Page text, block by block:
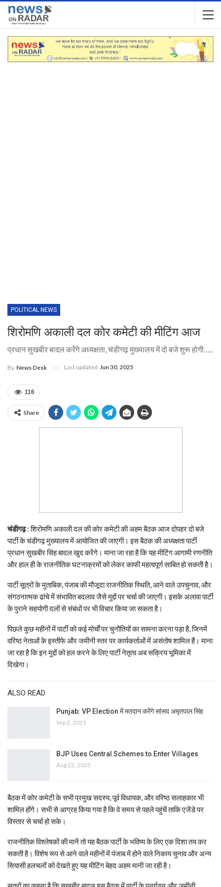
POLITICAL NEWS
शिरोमणि अकाली दल कोर कमेटी की मीटिंग आज
प्रधान सुखबीर बादल करेंगे अध्यक्षता, चंडीगढ़ मुख्यालय में दो बजे शुरू होगी…..
By News Desk Last updated Jun 30, 2025
116
Share
चंडीगढ़: शिरोमणि अकाली दल की कोर कमेटी की अहम बैठक आज दोपहर दो बजे
पार्टी के चंडीगढ़ मुख्यालय में आयोजित की जाएगी। इस बैठक की अध्यक्षता पार्टी
प्रधान सुखबीर सिंह बादल खुद करेंगे। माना जा रहा है कि यह मीटिंग आगामी रणनीति
और हाल ही के राजनीतिक घटनाक्रमों को लेकर काफी महत्वपूर्ण साबित हो सकती है।
पार्टी सूत्रों के मुताबिक, पंजाब की मौजूदा राजनीतिक स्थिति, आने वाले उपचुनाव, और
संगठनात्मक ढांचे में संभावित बदलाव जैसे मुद्दों पर चर्चा की जाएगी। इसके अलावा पार्टी
के पुराने सहयोगी दलों से संबंधों पर भी विचार किया जा सकता है।
पिछले कुछ महीनों में पार्टी को कई मोर्चों पर चुनौतियों का सामना करना पड़ा है, जिनमें
वरिष्ठ नेताओं के इस्तीफे और जमीनी स्तर पर कार्यकर्ताओं में असंतोष शामिल हैं। माना
जा रहा है कि इन मुद्दों को हल करने के लिए पार्टी नेतृत्व अब सक्रिय भूमिका में
दिखेगा।
ALSO READ
Punjab: VP Election में मतदान करेंगे सांसद अमृतपाल सिंह
Sep 2, 2025
BJP Uses Central Schemes to Enter Villages
Aug 22, 2025
बैठक में कोर कमेटी के सभी प्रमुख सदस्य, पूर्व विधायक, और वरिष्ठ सलाहकार भी
शामिल होंगे। सभी से आग्रह किया गया है कि वे समय से पहले पहुंचें ताकि एजेंडे पर
विस्तार से चर्चा हो सके।
राजनीतिक विश्लेषकों की मानें तो यह बैठक पार्टी के भविष्य के लिए एक दिशा तय कर
सकती है। विशेष रूप से आने वाले महीनों में पंजाब में होने वाले निकाय चुनाव और अन्य
सियासी हलचलों को देखते हुए यह मीटिंग बेहद अहम मानी जा रही है।